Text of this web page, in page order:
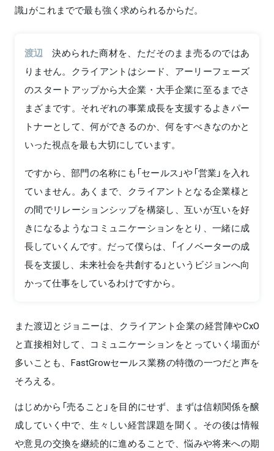
識」がこれまでで最も強く求められるからだ。
渡辺
決められた商材を、ただそのまま売るのではあ
りません。クライアントはシード、アーリーフェーズ
のスタートアップから大企業・大手企業に至るまでさ
まざまです。それぞれの事業成長を支援するよきパー
トナーとして、何ができるのか、何をすべきなのかと
いった視点を最も大切にしています。
ですから、部門の名称にも「セールス」や「営業」を入れ
ていません。あくまで、クライアントとなる企業様と
の間でリレーションシップを構築し、互いが互いを好
きになるようなコミュニケーションをとり、一緒に成
長していくんです。だって僕らは、「イノベーターの成
長を支援し、未来社会を共創する」というビジョンへ向
かって仕事をしているわけですから。
また渡辺とジョニーは、クライアント企業の経営陣やCxO
と直接相対して、コミュニケーションをとっていく場面が
多いことも、FastGrowセールス業務の特徴の一つだと声を
そろえる。
はじめから「売ること」を目的にせず、まずは信頼関係を醸
成していく中で、生々しい経営課題を聞く。その後は情報
や意見の交換を継続的に進めることで、悩みや将来への期